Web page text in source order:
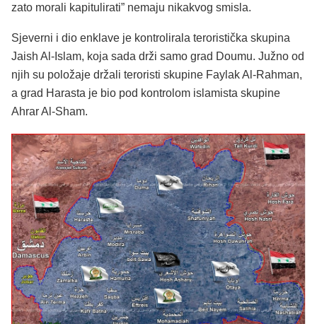
zato morali kapitulirati” nemaju nikakvog smisla.
Sjeverni i dio enklave je kontrolirala teroristička skupina
Jaish Al-Islam, koja sada drži samo grad Doumu. Južno od
njih su položaje držali teroristi skupine Faylak Al-Rahman,
a grad Harasta je bio pod kontrolom islamista skupine
Ahrar Al-Sham.